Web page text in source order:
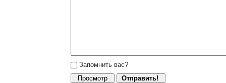
Запомнить вас?